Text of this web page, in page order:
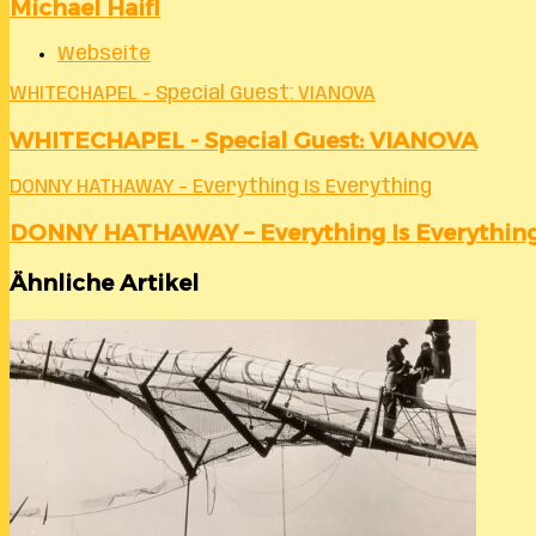
Michael Haifl
Webseite
WHITECHAPEL - Special Guest: VIANOVA
WHITECHAPEL - Special Guest: VIANOVA
DONNY HATHAWAY – Everything Is Everything
DONNY HATHAWAY – Everything Is
Ähnliche Artikel